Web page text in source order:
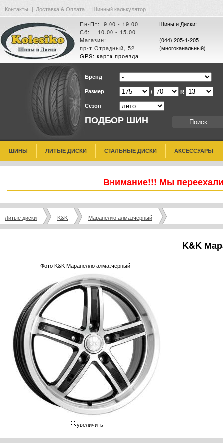
Контакты | Доставка & Оплата | Шинный калькулятор |
Пн-Пт: 9.00 - 19.00
Сб: 10.00 - 15.00
Магазин:
пр-т Отрадный, 52
GPS: карта проезда
Шины и Диски:
(044) 205-1-205
(многоканальный)
ПОДБОР ШИН
Бренд
Размер / R
Сезон
ШИНЫ ЛИТЫЕ ДИСКИ СТАЛЬНЫЕ ДИСКИ АКСЕССУАРЫ
Внимание!!! Мы
Литые диски K&K Маранелло алмазчерный
K&K
Фото K&K Маранелло алмазчерный
увеличить